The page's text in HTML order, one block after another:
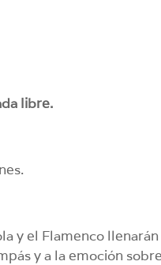
libre.
y el Flamenco
y a la emoción